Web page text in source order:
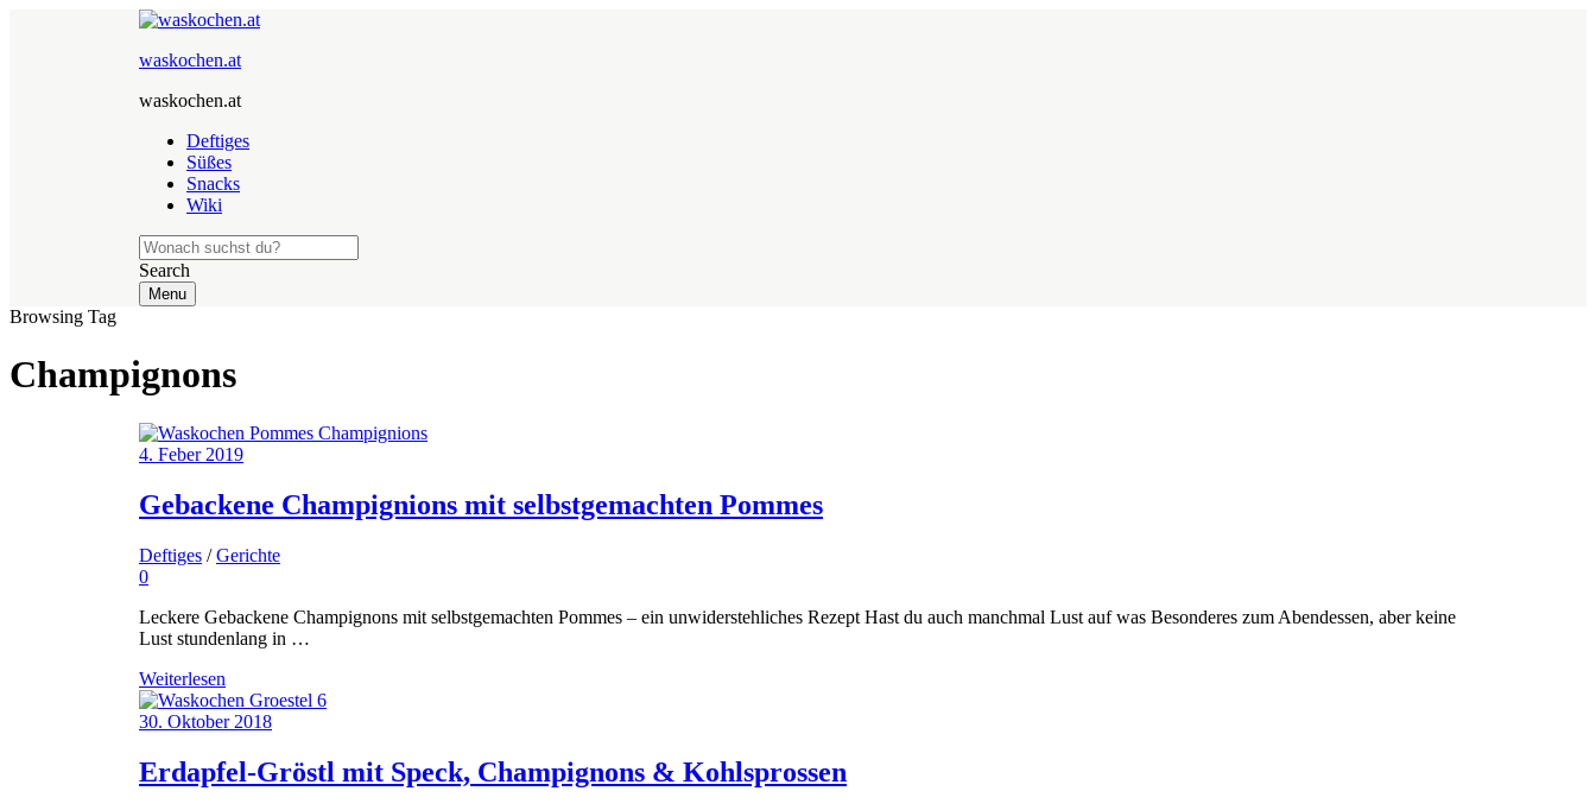
waskochen.at
waskochen.at
Deftiges
Süßes
Snacks
Wiki
Search
Menu
Browsing Tag
Champignons
4. Feber 2019
Gebackene Champignions mit selbstgemachten Pommes
Deftiges /Gerichte
0
Leckere Gebackene Champignons mit selbstgemachten Pommes – ein unwiderstehliches Rezept Hast du auch manchmal Lust auf was Besonderes zum Abendessen, aber keine
Lust stundenlang in …
Weiterlesen
30. Oktober 2018
Erdapfel-Gröstl mit Speck, Champignons & Kohlsprossen